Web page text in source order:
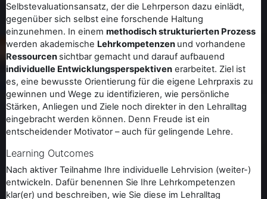
Selbstevaluationsansatz, der die Lehrperson dazu einlädt,
gegenüber sich selbst eine forschende Haltung
einzunehmen. In einem methodisch strukturierten Prozess
werden akademische Lehrkompetenzen und vorhandene
Ressourcen sichtbar gemacht und darauf aufbauend
individuelle Entwicklungsperspektiven erarbeitet. Ziel ist
es, eine bewusste Orientierung für die eigene Lehrpraxis zu
gewinnen und Wege zu identifizieren, wie persönliche
Stärken, Anliegen und Ziele noch direkter in den Lehralltag
eingebracht werden können. Denn Freude ist ein
entscheidender Motivator – auch für gelingende Lehre.
Learning Outcomes
Nach aktiver Teilnahme Ihre individuelle Lehrvision (weiter-)
entwickeln. Dafür benennen Sie Ihre Lehrkompetenzen
klar(er) und beschreiben, wie Sie diese im Lehralltag